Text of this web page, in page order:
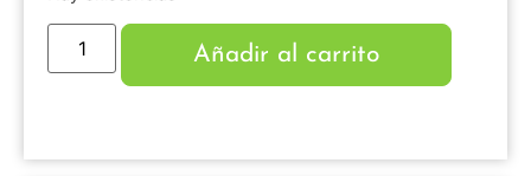
Añadir al carrito